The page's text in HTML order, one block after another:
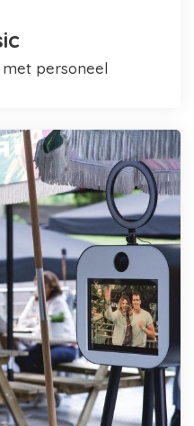
met personeel